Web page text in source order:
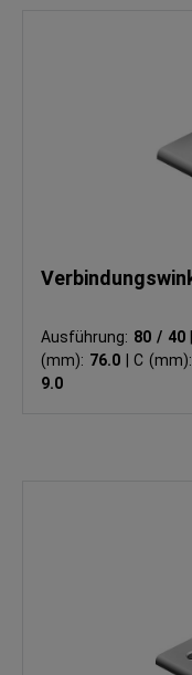
Ausführung: 80 / 40
(mm): 76.0 C (mm):
9.0